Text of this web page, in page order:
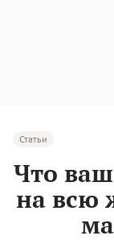
Статьи
Что
на всю